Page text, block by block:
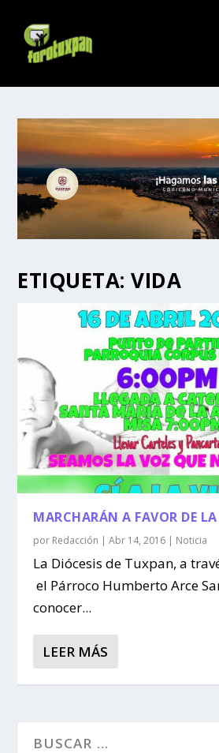
ETIQUETA:VIDA
MARCHARÁN A FAVOR DE
por Redacción |Abr 14, 2016 | Noticia
La Diócesis de Tuxpan, a
el Párroco Humberto Arce
conocer...
LEER MÁS